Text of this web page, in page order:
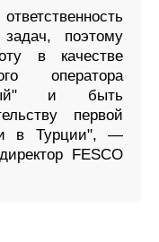
поэтому
в качестве
оператора
и быть
первой
в Турции", —
FESCO